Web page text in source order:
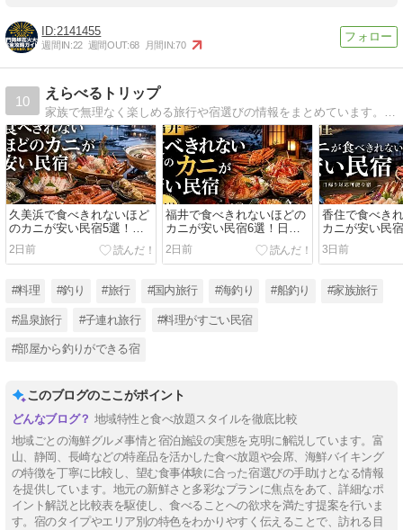
2141455
週間IN:22 週間OUT:68 月間IN:70
10
えらべるトリップ
久美浜で食べきれないほど
のカニが安い民宿5選！日
帰りで行ける宿も紹介
2日前
福井で食べきれないほどの
カニが安い民宿6選！日帰
りランチや名湯が楽しめる
宿
2日前
香住で食べき
カニが安い民
しで行ける宿
3日前
#料理 #釣り #旅行 #国内旅行 #海釣り #船釣り #家族旅行
#温泉旅行 #子連れ旅行 #料理がすごい民宿
#部屋から釣りができる宿
このブログのここがポイント
地域特性と食べ放題スタイルを徹底比較
地域ごとの海鮮グルメ事情と宿泊施設の実態を克明に解説しています。富
山、静岡、長崎などの特産品を活かした食べ放題や会席、海鮮バイキング
の特徴を丁寧に比較し、望む食事体験に合った宿選びの手助けとなる情報
を提供しています。地元の新鮮さと多彩なプランに焦点をあて、詳細なポ
イント解説と比較表を駆使し、食べることへの欲求を満たす提案を行いま
す。宿のタイプやエリア別の特色をわかりやすく伝えることで、訪れる目